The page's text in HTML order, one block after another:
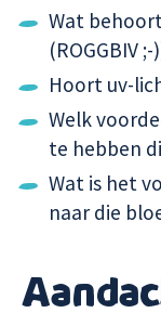
Wat
(ROGGBIV ;-
Hoort uv-
Welk
te hebben
Wat is het
naar die